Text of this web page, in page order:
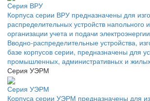
Серия ВРУ
Корпуса серии ВРУ предназначены для
распределительных устройств напольного
организации учета и подачи
Вводно-распределительные устройства,
базе корпусов серии, предназначены для
промышленных, административных и
Серия УЭРМ
Серия УЭРМ
Корпуса серии УЭРМ предназначены для